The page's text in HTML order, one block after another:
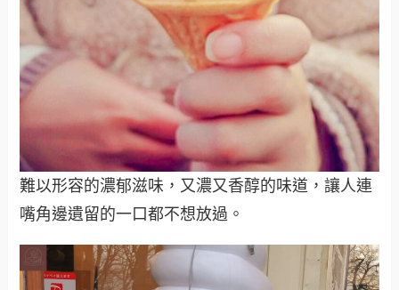
難以形容的濃郁滋味，又濃又香醇的味道，讓人連
嘴角邊遺留的一口都不想放過。